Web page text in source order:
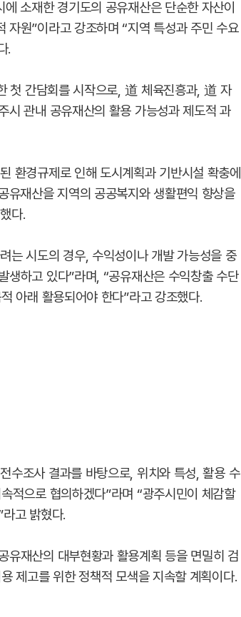
소재한 경기도의 공유재산은 단순한 자산이
자원”이라고 강조하며 “지역 특성과 주민 수요
.
첫 간담회를 시작으로, 道 체육진흥과, 道 자
시 관내 공유재산의 활용 가능성과 제도적 과
환경규제로 인해 도시계획과 기반시설 확충에
유재산을 지역의 공공복지와 생활편익 향상을
다.
는 시도의 경우, 수익성이나 개발 가능성을 중
생하고 있다”라며, “공유재산은 수익창출 수단
아래 활용되어야 한다”라고 강조했다.
수조사 결과를 바탕으로, 위치와 특성, 활용 수
적으로 협의하겠다”라며 “광주시민이 체감할
고 밝혔다.
유재산의 대부현황과 활용계획 등을 면밀히 검
제고를 위한 정책적 모색을 지속할 계획이다.